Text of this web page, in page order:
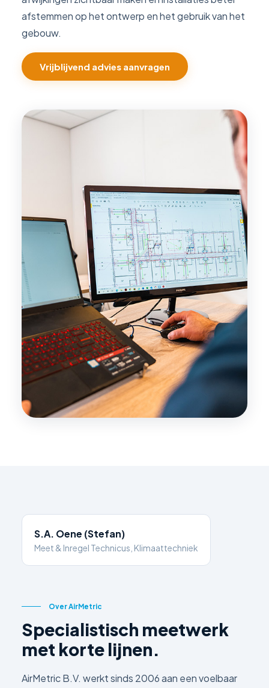
afstemmen op het ontwerp en het gebruik van het
gebouw.
Vrijblijvend advies aanvragen
S.A. Oene (Stefan)
Meet & Inregel Technicus, Klimaattechniek
Over AirMetric
Specialistisch meetwerk
met korte lijnen.
AirMetric B.V. werkt sinds 2006 aan een voelbaar